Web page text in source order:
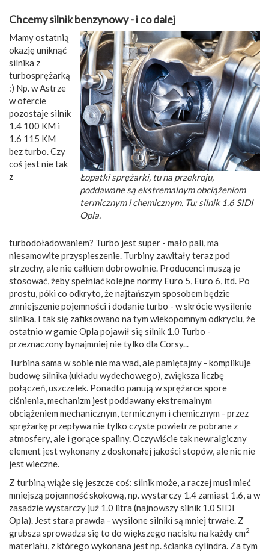
Chcemy silnik benzynowy - i co dalej
Łopatki sprężarki, tu na przekroju,
poddawane są ekstremalnym obciążeniom
termicznym i chemicznym. Tu: silnik 1.6 SIDI
Opla.
Mamy ostatnią
okazję uniknąć
silnika z
turbosprężarką
:) Np. w Astrze
w ofercie
pozostaje silnik
1.4 100 KM i
1.6 115 KM
bez turbo. Czy
coś jest nie tak
z
turbodoładowaniem? Turbo jest super - mało pali, ma
niesamowite przyspieszenie. Turbiny zawitały teraz pod
strzechy, ale nie całkiem dobrowolnie. Producenci muszą je
stosować, żeby spełniać kolejne normy Euro 5, Euro 6, itd. Po
prostu, póki co odkryto, że najtańszym sposobem będzie
zmniejszenie pojemności i dodanie turbo - w skrócie wysilenie
silnika. I tak się zafiksowano na tym wiekopomnym odkryciu, że
ostatnio w gamie Opla pojawił się silnik 1.0 Turbo -
przeznaczony bynajmniej nie tylko dla Corsy...
Turbina sama w sobie nie ma wad, ale pamiętajmy - komplikuje
budowę silnika (układu wydechowego), zwiększa liczbę
połączeń, uszczelek. Ponadto panują w sprężarce spore
ciśnienia, mechanizm jest poddawany ekstremalnym
obciążeniem mechanicznym, termicznym i chemicznym - przez
sprężarkę przepływa nie tylko czyste powietrze pobrane z
atmosfery, ale i gorące spaliny. Oczywiście tak newralgiczny
element jest wykonany z doskonałej jakości stopów, ale nic nie
jest wieczne.
Z turbiną wiąże się jeszcze coś: silnik może, a raczej musi mieć
mniejszą pojemność skokową, np. wystarczy 1.4 zamiast 1.6, a w
zasadzie wystarczy już 1.0 litra (najnowszy silnik 1.0 SIDI
Opla). Jest stara prawda - wysilone silniki są mniej trwałe. Z
grubsza sprowadza się to do większego nacisku na każdy cm2
materiału, z którego wykonana jest np. ścianka cylindra. Za tym